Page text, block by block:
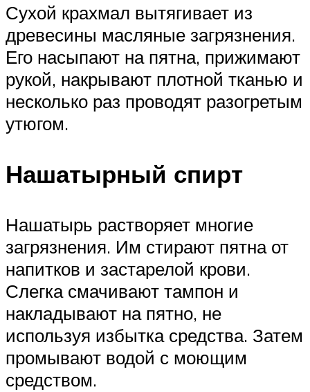
Сухой крахмал вытягивает из
древесины масляные загрязнения.
Его насыпают на пятна, прижимают
рукой, накрывают плотной тканью и
несколько раз проводят разогретым
утюгом.
Нашатырный спирт
Нашатырь растворяет многие
загрязнения. Им стирают пятна от
напитков и застарелой крови.
Слегка смачивают тампон и
накладывают на пятно, не
используя избытка средства. Затем
промывают водой с моющим
средством.